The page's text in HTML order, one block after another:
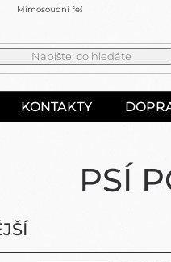
Mimosoudní řešení sporů
KONTAKTY
PSÍ